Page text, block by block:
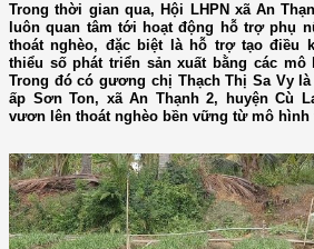
Trong thời gian qua, Hội LHPN xã An
luôn quan tâm tới hoạt động hỗ trợ phụ
thoát nghèo, đặc biệt là hỗ trợ tạo điều
thiểu số phát triển sản xuất bằng các
Trong đó có gương chị Thạch Thị Sa Vy
ấp Sơn Ton, xã An Thạnh 2, huyện Cù
vươn lên thoát nghèo bền vững từ mô hình